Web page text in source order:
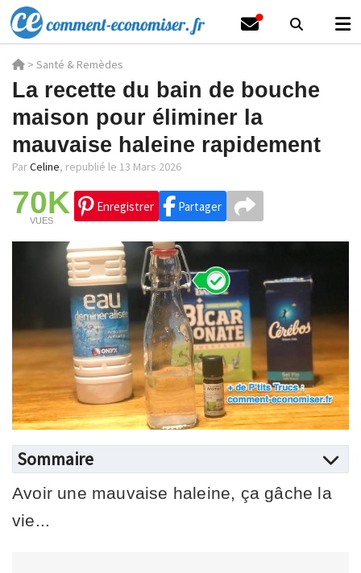
> Santé & Remèdes
La recette du bain de bouche
maison pour éliminer la
mauvaise haleine rapidement
ParCeline, republié le 13 Mars 2026
70K
VUES
Enregistrer Partager
Sommaire
Avoir une mauvaise haleine, ça gâche la
vie...